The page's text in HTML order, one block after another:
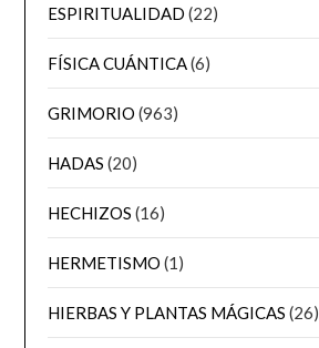
ESPIRITUALIDAD (22)
FÍSICA CUÁNTICA(6)
GRIMORIO (963)
HADAS (20)
HECHIZOS (16)
HERMETISMO (1)
HIERBAS Y PLANTAS MÁGICAS (26)